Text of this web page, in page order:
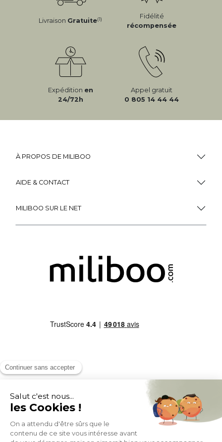
Livraison Gratuite(1)
Fidélité
récompensée
Expédition en
24/72h
Appel gratuit
0 805 14 44 44
À PROPOS DE MILIBOO
AIDE & CONTACT
MILIBOO SUR LE NET
MOYENS DE PAIEMENT